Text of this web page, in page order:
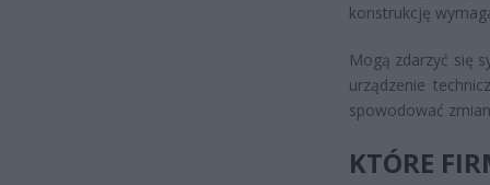
konstrukcję
Mogą zdarzyć się
urządzenie
spowodować
KTÓRE